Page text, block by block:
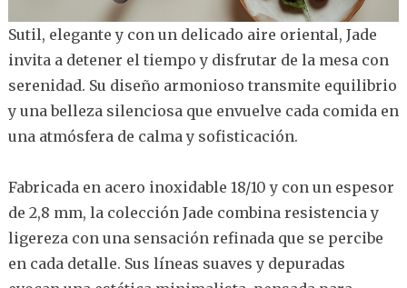
Sutil, elegante y con un delicado aire oriental, Jade
invita a detener el tiempo y disfrutar de la mesa con
serenidad. Su diseño armonioso transmite equilibrio
y una belleza silenciosa que envuelve cada comida en
una atmósfera de calma y sofisticación.
Fabricada en acero inoxidable 18/10 y con un espesor
de 2,8 mm, la colección Jade combina resistencia y
ligereza con una sensación refinada que se percibe
en cada detalle. Sus líneas suaves y depuradas